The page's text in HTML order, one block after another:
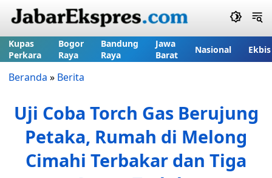
Kupas
Perkara
Bogor
Raya
Bandung
Raya
Jawa
Barat
Nasional Ekbis
Beranda » Berita
Uji Coba Torch Gas Berujung
Petaka, Rumah di Melong
Cimahi Terbakar dan Tiga